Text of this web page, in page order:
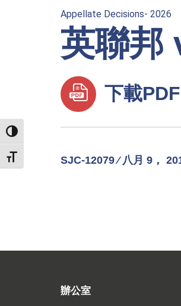
TOGGLE HIGH CONTRAST
TOGGLE FONT SIZE
Appellate Decisions- 2026
英聯邦
下載PDF
SJC-12079 ⁄ 八月 9，
辦公室